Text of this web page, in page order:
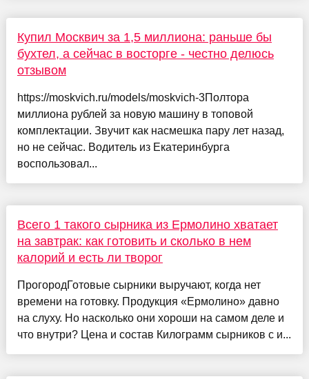
Купил Москвич за 1,5 миллиона: раньше бы
бухтел, а сейчас в восторге - честно делюсь
отзывом
https://moskvich.ru/models/moskvich-3Полтора
миллиона рублей за новую машину в топовой
комплектации. Звучит как насмешка пару лет назад,
но не сейчас. Водитель из Екатеринбурга
воспользовал...
Всего 1 такого сырника из Ермолино хватает
на завтрак: как готовить и сколько в нем
калорий и есть ли творог
ПрогородГотовые сырники выручают, когда нет
времени на готовку. Продукция «Ермолино» давно
на слуху. Но насколько они хороши на самом деле и
что внутри? Цена и состав Килограмм сырников с и...